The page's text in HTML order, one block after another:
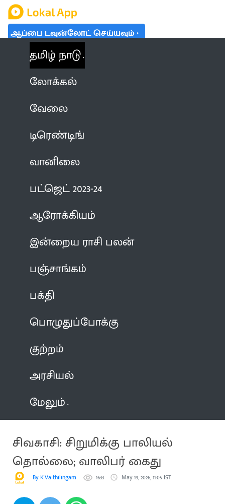
ஆப்பை டவுன்லோட் செய்யவும்
தமிழ் நாடு
லோக்கல்
வேலை
டிரெண்டிங்
வானிலை
பட்ஜெட் 2023-24
ஆரோக்கியம்
இன்றைய ராசி பலன்
பஞ்சாங்கம்
பக்தி
பொழுதுப்போக்கு
குற்றம்
அரசியல்
மேலும்
சிவகாசி: சிறுமிக்கு பாலியல்
தொல்லை; வாலிபர் கைது
By K.Vaithilingam 1633 May 19, 2026, 11:05 IST